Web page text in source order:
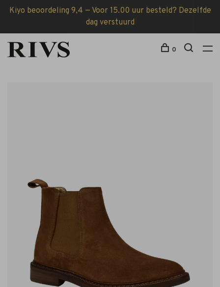
Kiyo beoordeling 9,4 — Voor 15.00 uur besteld? Dezelfde
dag verstuurd
0